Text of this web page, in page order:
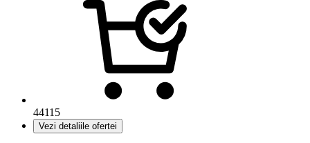
44115
Vezi detaliile ofertei